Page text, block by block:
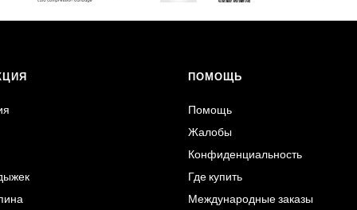
ПОМОЩЬ
Помощь
Жалобы
Конфиденциальность
Где купить
Международные заказы